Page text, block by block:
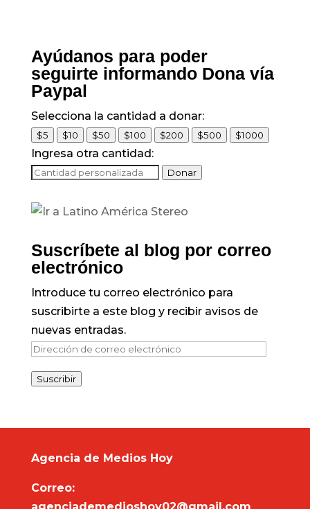
Ayúdanos para poder
seguirte informando Dona vía
Paypal
Selecciona la cantidad a donar:
$5 $10 $50 $100 $200 $500 $1000
Ingresa otra cantidad:
Donar
Suscríbete al blog por correo
electrónico
Introduce tu correo electrónico para
suscribirte a este blog y recibir avisos de
nuevas entradas.
Dirección
correo
Suscribir
Agencia de Medios Hoy
Correo: